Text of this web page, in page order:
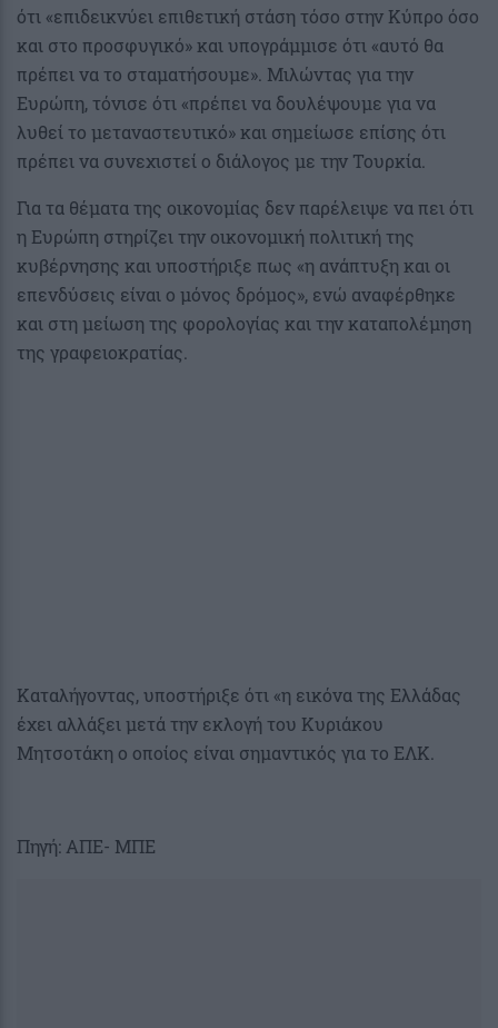
ότι «επιδεικνύει επιθετική στάση τόσο στην Κύπρο όσο
και στο προσφυγικό» και υπογράμμισε ότι «αυτό θα
πρέπει να το σταματήσουμε». Μιλώντας για την
Ευρώπη, τόνισε ότι «πρέπει να δουλέψουμε για να
λυθεί το μεταναστευτικό» και σημείωσε επίσης ότι
πρέπει να συνεχιστεί ο διάλογος με την Τουρκία.
Για τα θέματα της οικονομίας δεν παρέλειψε να πει ότι
η Ευρώπη στηρίζει την οικονομική πολιτική της
κυβέρνησης και υποστήριξε πως «η ανάπτυξη και οι
επενδύσεις είναι ο μόνος δρόμος», ενώ αναφέρθηκε
και στη μείωση της φορολογίας και την καταπολέμηση
της γραφειοκρατίας.
Καταλήγοντας, υποστήριξε ότι «η εικόνα της Ελλάδας
έχει αλλάξει μετά την εκλογή του Κυριάκου
Μητσοτάκη ο οποίος είναι σημαντικός για το ΕΛΚ.
Πηγή: ΑΠΕ- ΜΠΕ